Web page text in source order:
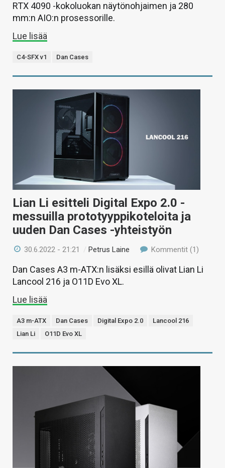
RTX 4090 -kokoluokan näytönohjaimen ja 280
mm:n AIO:n prosessorille.
Lue lisää
C4-SFX v1 Dan Cases
Lian Li esitteli Digital Expo 2.0 -
messuilla prototyyppikoteloita ja
uuden Dan Cases -yhteistyön
30.6.2022 - 21:21 /Petrus Laine Kommentit (1)
Dan Cases A3 m-ATX:n lisäksi esillä olivat Lian Li
Lancool 216 ja O11D Evo XL.
Lue lisää
A3 m-ATX Dan Cases Digital Expo 2.0
Lancool 216
Lian Li
O11D Evo XL